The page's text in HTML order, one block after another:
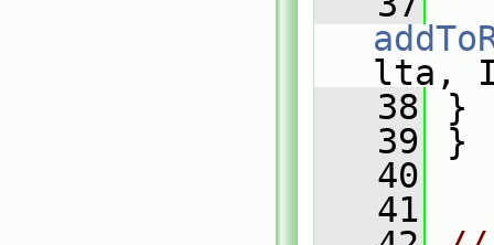
lta,
   38
}
   39
}
   40
   41